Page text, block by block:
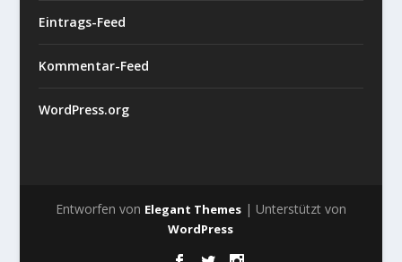
Eintrags-Feed
Kommentar-Feed
WordPress.org
Entworfen von Elegant Themes| Unterstützt von
WordPress